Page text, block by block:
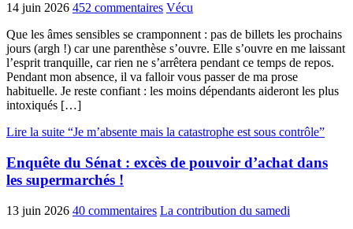
14 juin 2026 452 commentaires Vécu
Que les âmes sensibles se cramponnent : pas de billets les prochains
jours (argh !) car une parenthèse s’ouvre. Elle s’ouvre en me laissant
l’esprit tranquille, car rien ne s’arrêtera pendant ce temps de repos.
Pendant mon absence, il va falloir vous passer de ma prose
habituelle. Je reste confiant : les moins dépendants aideront les plus
intoxiqués […]
Lire la suite “Je m’absente mais la catastrophe est sous contrôle”
Enquête du Sénat : excès de pouvoir d’achat dans
les supermarchés !
13 juin 2026 40 commentaires La contribution du samedi